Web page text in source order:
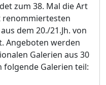
zum 38. Mal die Art
renommiertesten
dem 20./21.Jh. von
Angeboten werden
Galerien aus 30
folgende Galerien teil: